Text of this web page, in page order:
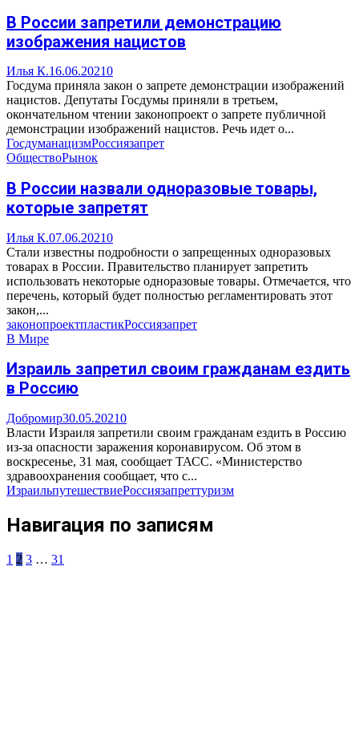
В России запретили демонстрацию
изображения нацистов
Илья К.16.06.20210
Госдума приняла закон о запрете демонстрации изображений
нацистов. Депутаты Госдумы приняли в третьем,
окончательном чтении законопроект о запрете публичной
демонстрации изображений нацистов. Речь идет о...
ГосдуманацизмРоссиязапрет
ОбществоРынок
В России назвали одноразовые товары,
которые запретят
Илья К.07.06.20210
Стали известны подробности о запрещенных одноразовых
товарах в России. Правительство планирует запретить
использовать некоторые одноразовые товары. Отмечается, что
перечень, который будет полностью регламентировать этот
закон,...
законопроектпластикРоссиязапрет
В Мире
Израиль запретил своим гражданам ездить
в Россию
Добромир30.05.20210
Власти Израиля запретили своим гражданам ездить в Россию
из-за опасности заражения коронавирусом. Об этом в
воскресенье, 31 мая, сообщает ТАСС. «Министерство
здравоохранения сообщает, что с...
ИзраильпутешествиеРоссиязапреттуризм
Навигация по записям
1 2 3 … 31